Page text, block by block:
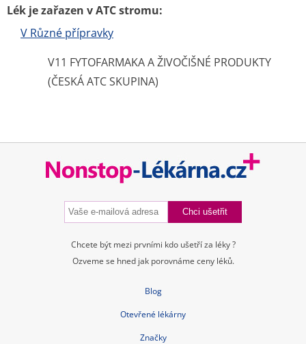
Lék je zařazen v ATC stromu:
V Různé přípravky
V11 FYTOFARMAKA A ŽIVOČIŠNÉ PRODUKTY
(ČESKÁ ATC SKUPINA)
Chcete být mezi prvními kdo ušetří za léky ?
Ozveme se hned jak porovnáme ceny léků.
Blog
Otevřené lékárny
Značky